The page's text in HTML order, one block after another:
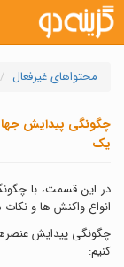
محتواهای غیرفعال
چگونگی پیدایش
یک
در این قسمت، با
انواع واکنش ها و
چگونگی پیدایش
کنیم: